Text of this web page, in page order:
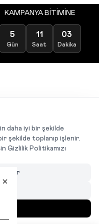
KAMPANYA BİTİMİNE
5
Gün
11
Saat
03
Dakika
daha iyi bir şekilde
şekilde toplanıp işlenir.
Gizlilik Politikamızı